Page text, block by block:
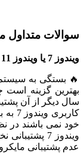
متداول مرتبط
را نصب کنم ؟
گزینه است چون
از آن پشتیبانی
کاربری
باشند در نظر